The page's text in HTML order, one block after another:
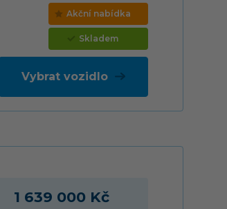
Akční nabídka
Skladem
Vybrat vozidlo
1 639 000 Kč